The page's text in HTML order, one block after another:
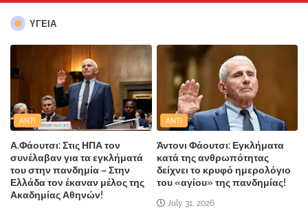
ΥΓΕΙΑ
ANTI
Α.Φάουτσι: Στις ΗΠΑ τον
συνέλαβαν για τα εγκλήματά
του στην πανδημία – Στην
Ελλάδα τον έκαναν μέλος της
Ακαδημίας Αθηνών!
ANTI
Άντονι Φάουτσι: Εγκλήματα
κατά της ανθρωπότητας
δείχνει το κρυφό ημερολόγιο
του «αγίου» της πανδημίας!
July 31, 2026